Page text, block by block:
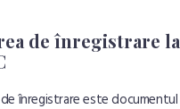
de înregistrare la
înregistrare este documentul